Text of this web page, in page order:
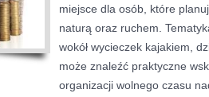
miejsce dla osób, które
naturą oraz ruchem.
wokół wycieczek kajakiem,
może znaleźć praktyczne
organizacji wolnego czasu